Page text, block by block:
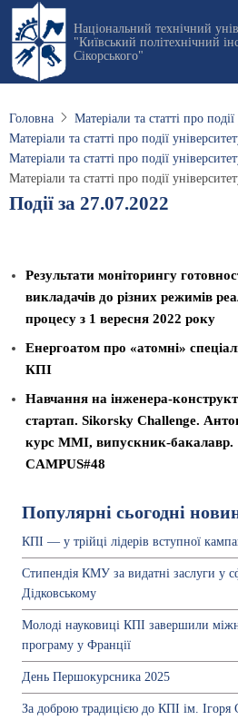
Перейти
основного
вмісту
Національний технічний
"Київський політехнічний
Сікорського"
Головна
Матеріали та статті про
Матеріали та статті про події
Матеріали та статті про події
Матеріали та статті про події
Події за 27.07.2022
Результати моніторингу
викладачів до різних режимів
процесу з 1 вересня 2022 року
Енергоатом про «атомні»
КПІ
Навчання на інженера-
стартап. Sikorsky Chаllеnge.
курс ММІ, випускник-бакалавр.
CAMPUS#48
Популярні сьогодні
КПІ — у трійці лідерів вступної
Стипендія КМУ за видатні заслуги у
Дідковському
Молоді науковиці КПІ завершили
програму у Франції
День Першокурсника 2025
За доброю традицією до КПІ ім. Ігоря